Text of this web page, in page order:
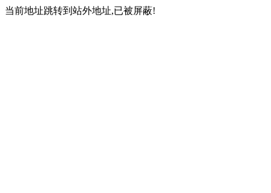
当前地址跳转到站外地址,已被屏蔽!